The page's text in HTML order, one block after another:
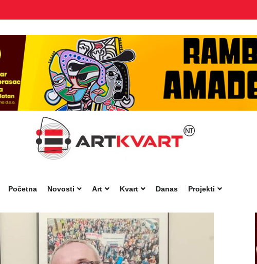
Početna
Novosti Art Kvart Danas Projekti